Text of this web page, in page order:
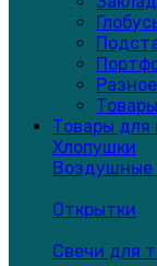
Товары для
Хлопушки
Воздушные
Открытки
Свечи для